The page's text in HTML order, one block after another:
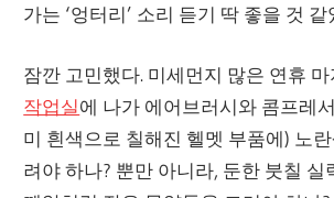
가는 ‘엉터리’ 소리 듣기 딱 좋을 것 같
잠깐 고민했다. 미세먼지 많은 연휴 마
작업실에 나가 에어브러시와 콤프레
미 흰색으로 칠해진 헬멧 부품에) 노
려야 하나? 뿐만 아니라, 둔한 붓칠 실